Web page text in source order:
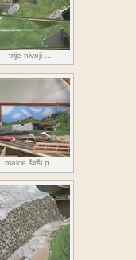
trije nivoji ...
malce širši p...